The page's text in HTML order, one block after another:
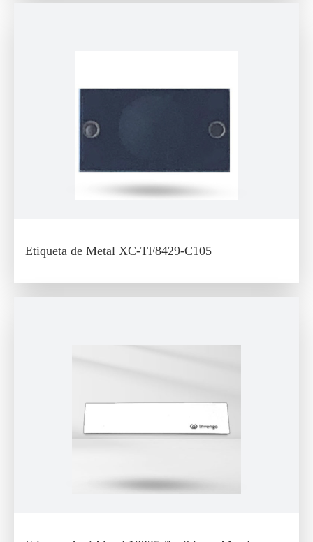
Etiqueta de Metal XC-TF8429-C105